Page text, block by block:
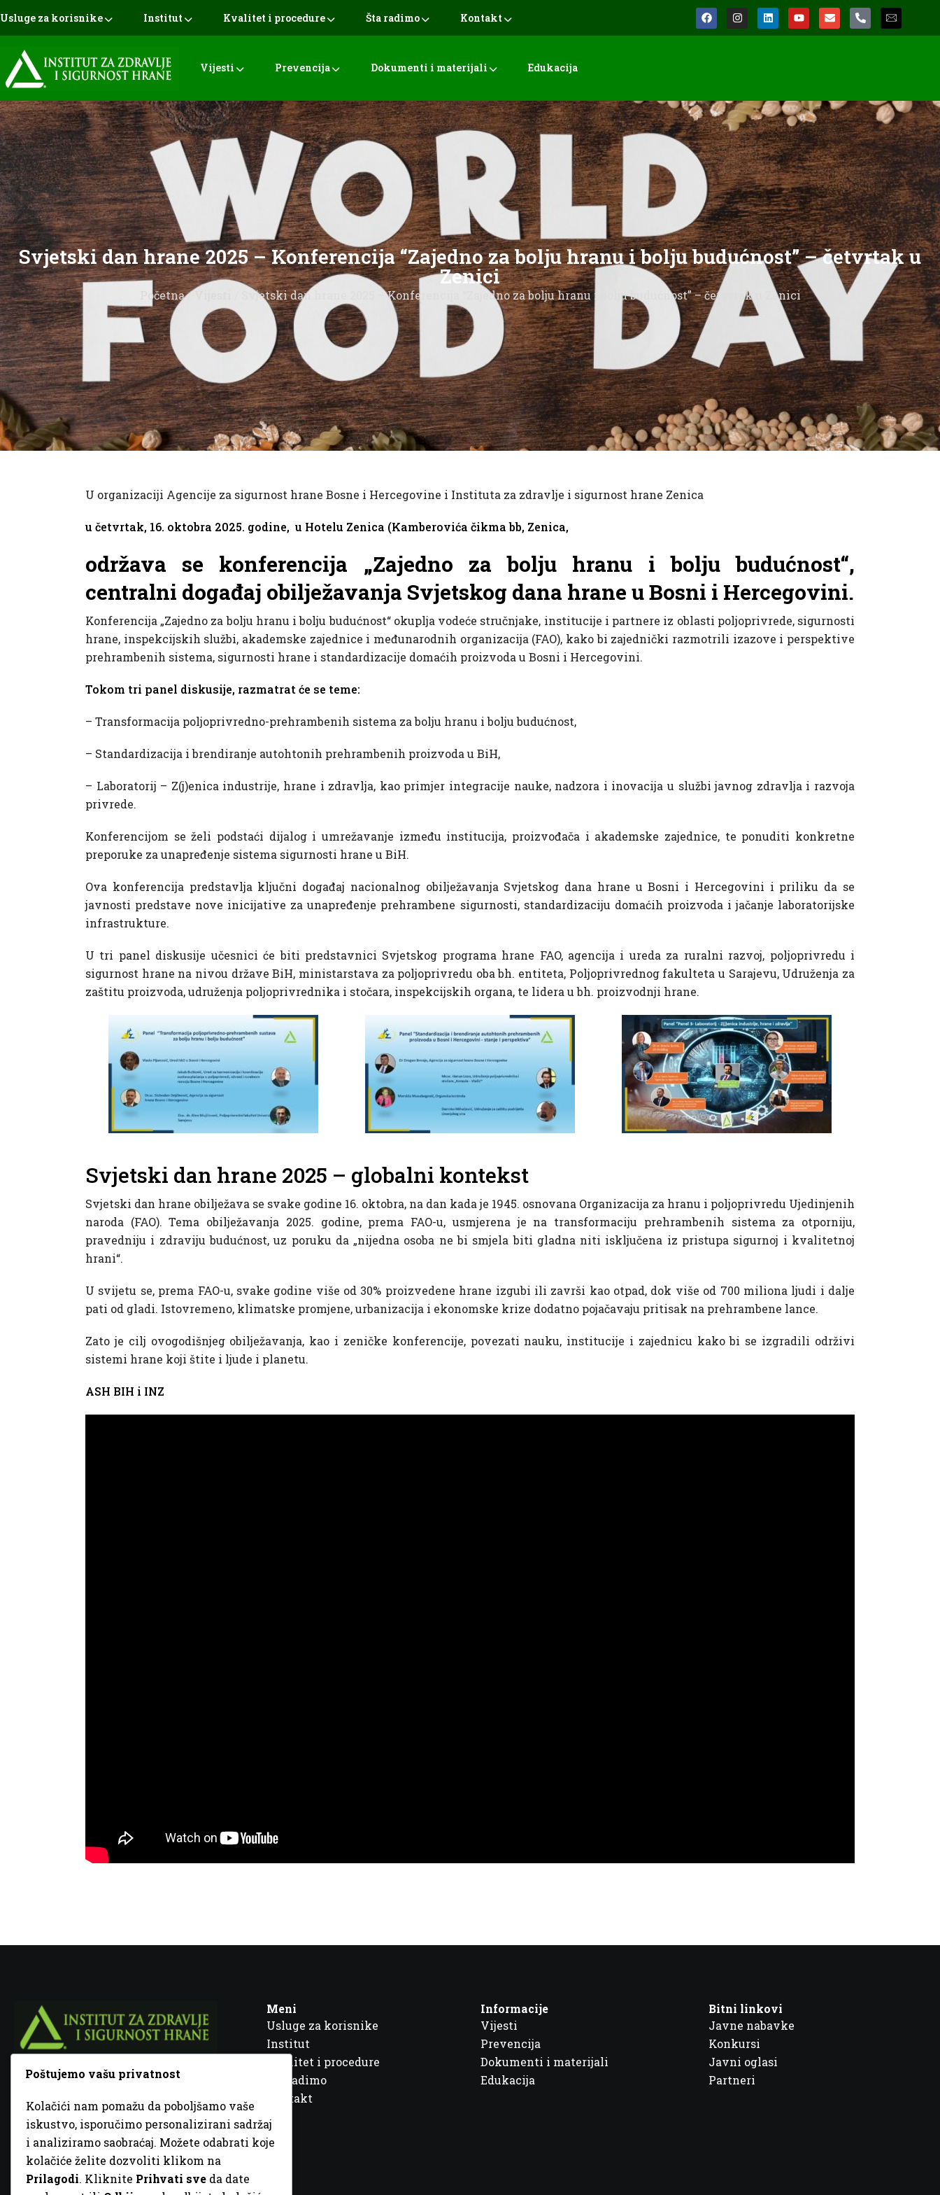
Usluge za korisnike Institut Kvalitet i procedure Šta radimo Kontakt
Vijesti Prevencija Dokumenti i materijali Edukacija
Svjetski dan hrane 2025 – Konferencija “Zajedno za bolju hranu i bolju budućnost” – četvrtak u
Zenici
Početna/ / Svjetski dan hrane 2025 – Konferencija “Zajedno za bolju hranu i bolju budućnost” – četvrtak u Zenici
U organizaciji Agencije za sigurnost hrane Bosne i Hercegovine i Instituta za zdravlje i sigurnost hrane Zenica
u četvrtak, 16. oktobra 2025. godine, u Hotelu Zenica (Kamberovića čikma bb, Zenica,
održava se konferencija „Zajedno za bolju hranu i bolju budućnost“,
centralni događaj obilježavanja Svjetskog dana hrane u Bosni i Hercegovini.
Konferencija „Zajedno za bolju hranu i bolju budućnost“ okuplja vodeće stručnjake, institucije i partnere iz oblasti poljoprivrede, sigurnosti
hrane, inspekcijskih službi, akademske zajednice i međunarodnih organizacija (FAO), kako bi zajednički razmotrili izazove i perspektive
prehrambenih sistema, sigurnosti hrane i standardizacije domaćih proizvoda u Bosni i Hercegovini.
Tokom tri panel diskusije, razmatrat će se teme:
– Transformacija poljoprivredno-prehrambenih sistema za bolju hranu i bolju budućnost,
– Standardizacija i brendiranje autohtonih prehrambenih proizvoda u BiH,
– Laboratorij – Z(j)enica industrije, hrane i zdravlja, kao primjer integracije nauke, nadzora i inovacija u službi javnog zdravlja i razvoja
privrede.
Konferencijom se želi podstaći dijalog i umrežavanje između institucija, proizvođača i akademske zajednice, te ponuditi konkretne
preporuke za unapređenje sistema sigurnosti hrane u BiH.
Ova konferencija predstavlja ključni događaj nacionalnog obilježavanja Svjetskog dana hrane u Bosni i Hercegovini i priliku da se
javnosti predstave nove inicijative za unapređenje prehrambene sigurnosti, standardizaciju domaćih proizvoda i jačanje laboratorijske
infrastrukture.
U tri panel diskusije učesnici će biti predstavnici Svjetskog programa hrane FAO, agencija i ureda za ruralni razvoj, poljoprivredu i
sigurnost hrane na nivou države BiH, ministarstava za poljoprivredu oba bh. entiteta, Poljoprivrednog fakulteta u Sarajevu, Udruženja za
zaštitu proizvoda, udruženja poljoprivrednika i stočara, inspekcijskih organa, te lidera u bh. proizvodnji hrane.
Svjetski dan hrane 2025 – globalni kontekst
Svjetski dan hrane obilježava se svake godine 16. oktobra, na dan kada je 1945. osnovana Organizacija za hranu i poljoprivredu Ujedinjenih
naroda (FAO). Tema obilježavanja 2025. godine, prema FAO-u, usmjerena je na transformaciju prehrambenih sistema za otporniju,
pravedniju i zdraviju budućnost, uz poruku da „nijedna osoba ne bi smjela biti gladna niti isključena iz pristupa sigurnoj i kvalitetnoj
hrani“.
U svijetu se, prema FAO-u, svake godine više od 30% proizvedene hrane izgubi ili završi kao otpad, dok više od 700 miliona ljudi i dalje
pati od gladi. Istovremeno, klimatske promjene, urbanizacija i ekonomske krize dodatno pojačavaju pritisak na prehrambene lance.
Zato je cilj ovogodišnjeg obilježavanja, kao i zeničke konferencije, povezati nauku, institucije i zajednicu kako bi se izgradili održivi
sistemi hrane koji štite i ljude i planetu.
ASH BIH i INZ
Fra Ivana Jukića br. 2, 72000 Zenica, BiH
+387 32 448 001
info@inz.ba
http://www.inz.ba
Meni
Usluge za korisnike
Institut
Kvalitet i procedure
Šta radimo
Kontakt
Informacije
Vijesti
Prevencija
Dokumenti i materijali
Edukacija
Bitni linkovi
Javne nabavke
Konkursi
Javni oglasi
Partneri
Poštujemo vašu privatnost
Kolačići nam pomažu da poboljšamo vaše
iskustvo, isporučimo personalizirani sadržaj
i analiziramo saobraćaj. Možete odabrati koje
kolačiće želite dozvoliti klikom na
Prilagodi. Kliknite Prihvati sve da date